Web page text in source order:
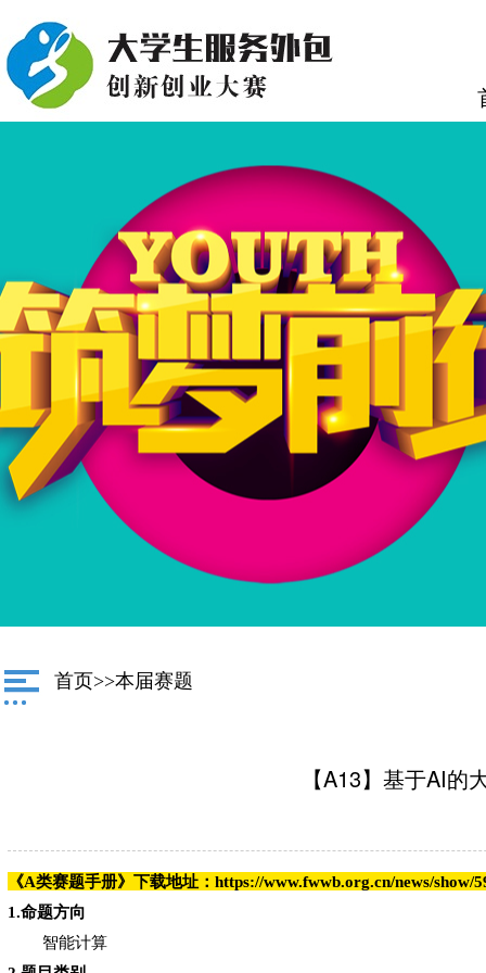
首页>>本届赛题
【A13】基于AI
《A类赛题手册》下载地址：https://www.fwwb.org.cn/news/show/
1.命题方向
智能计算